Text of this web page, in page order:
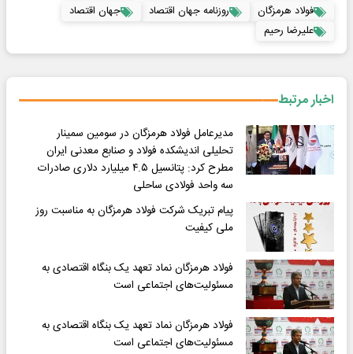
فولاد هرمزگان روزنامه جهان اقتصاد
جهان اقتصاد
علیرضا رحیم
اخبار مرتبط
مدیرعامل فولاد هرمزگان در سومین سمینار
تحلیلی اندیشکده فولاد و صنابع معدنی ایران
مطرح کرد: پتانسیل ۴.۵ میلیارد دلاری صادرات
سه واحد فولادی ساحلی
پیام تبریک شرکت فولاد هرمزگان به مناسبت روز
ملی کیفیت
فولاد هرمزگان نماد تعهد یک بنگاه اقتصادی به
مسئولیت‌های اجتماعی است
فولاد هرمزگان نماد تعهد یک بنگاه اقتصادی به
مسئولیت‌های اجتماعی است